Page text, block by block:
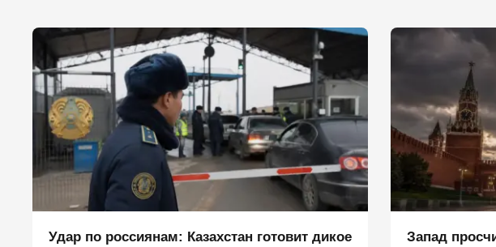
Удар по россиянам: Казахстан готовит дикое
Запад